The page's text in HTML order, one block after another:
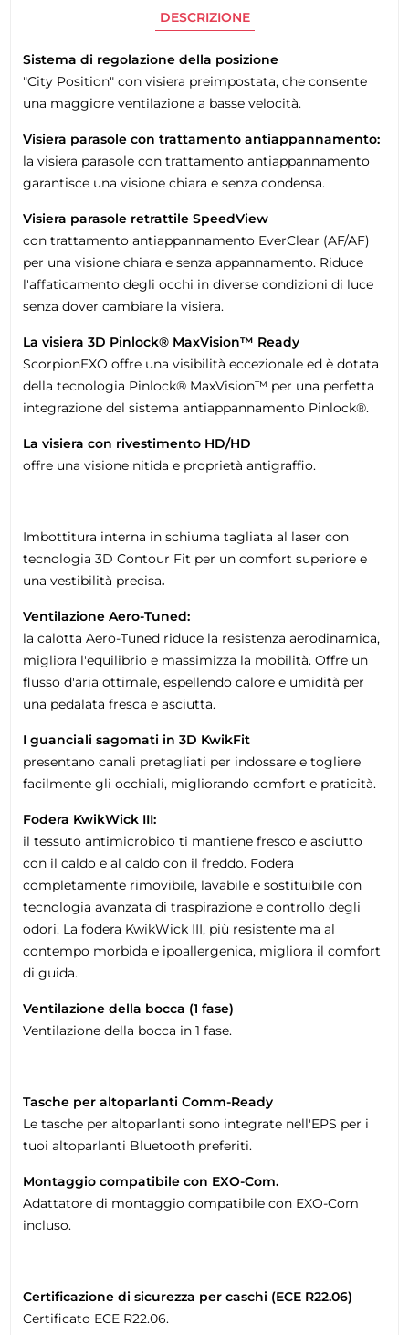
DESCRIZIONE
Sistema di regolazione della posizione
"City Position" con visiera preimpostata, che consente
una maggiore ventilazione a basse velocità.
Visiera parasole con trattamento antiappannamento:
la visiera parasole con trattamento antiappannamento
garantisce una visione chiara e senza condensa.
Visiera parasole retrattile SpeedView
con trattamento antiappannamento EverClear (AF/AF)
per una visione chiara e senza appannamento. Riduce
l'affaticamento degli occhi in diverse condizioni di luce
senza dover cambiare la visiera.
La visiera 3D Pinlock® MaxVision™ Ready
ScorpionEXO offre una visibilità eccezionale ed è dotata
della tecnologia Pinlock® MaxVision™ per una perfetta
integrazione del sistema antiappannamento Pinlock®.
La visiera con rivestimento HD/HD
offre una visione nitida e proprietà antigraffio.
Imbottitura interna in schiuma tagliata al laser con
tecnologia 3D Contour Fit per un comfort superiore e
una vestibilità precisa.
Ventilazione Aero-Tuned:
la calotta Aero-Tuned riduce la resistenza aerodinamica,
migliora l'equilibrio e massimizza la mobilità. Offre un
flusso d'aria ottimale, espellendo calore e umidità per
una pedalata fresca e asciutta.
I guanciali sagomati in 3D KwikFit
presentano canali pretagliati per indossare e togliere
facilmente gli occhiali, migliorando comfort e praticità.
Fodera KwikWick III:
il tessuto antimicrobico ti mantiene fresco e asciutto
con il caldo e al caldo con il freddo. Fodera
completamente rimovibile, lavabile e sostituibile con
tecnologia avanzata di traspirazione e controllo degli
odori. La fodera KwikWick III, più resistente ma al
contempo morbida e ipoallergenica, migliora il comfort
di guida.
Ventilazione della bocca (1 fase)
Ventilazione della bocca in 1 fase.
Tasche per altoparlanti Comm-Ready
Le tasche per altoparlanti sono integrate nell'EPS per i
tuoi altoparlanti Bluetooth preferiti.
Montaggio compatibile con EXO-Com.
Adattatore di montaggio compatibile con EXO-Com
incluso.
Certificazione di sicurezza per caschi (ECE R22.06)
Certificato ECE R22.06.